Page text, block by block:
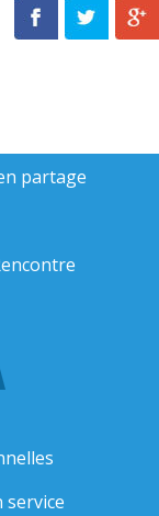
partage
service